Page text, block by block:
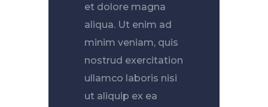
et dolore magna
aliqua. Ut enim ad
minim veniam, quis
nostrud exercitation
ullamco laboris nisi
ut aliquip ex ea